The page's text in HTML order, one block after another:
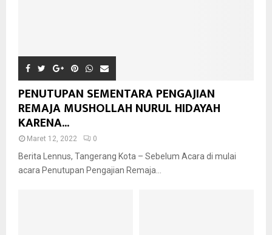
PENUTUPAN SEMENTARA PENGAJIAN
REMAJA MUSHOLLAH NURUL HIDAYAH
KARENA...
Maret 12, 2022 0
Berita Lennus, Tangerang Kota – Sebelum Acara di mulai
acara Penutupan Pengajian Remaja...